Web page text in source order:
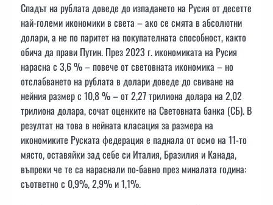
Спадът на рублата доведе до изпадането на Русия от десетте
най-големи икономики в света – ако се смята в абсолютни
долари, а не по паритет на покупателната способност, както
обича да прави Путин. През 2023 г. икономиката на Русия
нарасна с 3,6 % – повече от световната икономика – но
отслабването на рублата в долари доведе до свиване на
нейния размер с 10,8 % – от 2,27 трилиона долара на 2,02
трилиона долара, сочат оценките на Световната банка (СБ). В
резултат на това в нейната класация за размера на
икономиките Руската федерация е паднала от осмо на 11-то
място, оставяйки зад себе си Италия, Бразилия и Канада,
въпреки че те са нараснали по-бавно през миналата година:
съответно с 0,9%, 2,9% и 1,1%.